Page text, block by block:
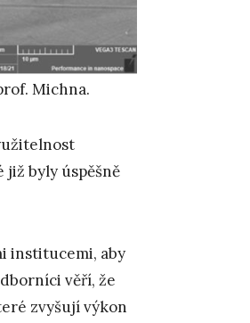
Michna.
byly úspěšně
institucemi, aby
věří, že
zvyšují výkon